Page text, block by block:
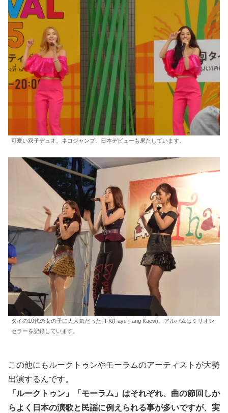
可愛い双子デュオ、ネコジャンプ。日本デビューも果たしています。
タイの10代の女の子に大人気だったFFK(Faye Fang Kaew)。アルバムはミリオン
セラーを記録しています。
この他にもルークトゥンやモーラムのアーティストが大勢
出演するんです。
「ルークトゥン」「モーラム」はそれぞれ、曲の節回しか
らよく日本の演歌と民謡に例えられる事が多いですが、実